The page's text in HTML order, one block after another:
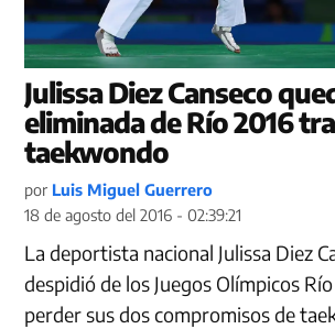
Julissa Diez Canseco
eliminada de Río 2016
taekwondo
por Luis Miguel Guerrero
18 de agosto del 2016 - 02:39:21
La deportista nacional Julissa Diez
despidió de los Juegos Olímpicos
perder sus dos compromisos de